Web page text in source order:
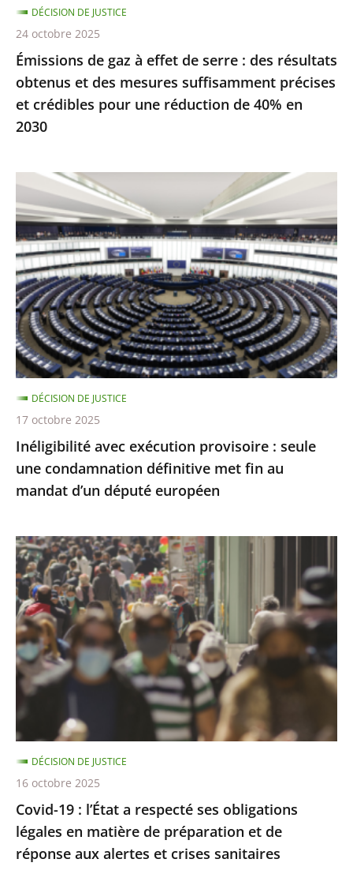
obtenus
et
des
mesures
suffisamment
précises
crédibles
pour
une
réduction
de
40%
en
2030
Émissions de gaz à effet de serre : des résultats
obtenus et des mesures suffisamment précises
et crédibles pour une réduction de 40% en
2030
DÉCISION DE JUSTICE
24 octobre 2025
Inéligibilité
avec
exécution
provisoire
:
seule
une
condamnation
définitive
met
fin
au
mandat
d’un
député
Inéligibilité avec exécution provisoire : seule
une condamnation définitive met fin au
mandat d’un député européen
DÉCISION DE JUSTICE
17 octobre 2025
Covid-
19
:
l’État
a
respecté
ses
obligations
légales
en
matière
de
préparation
et
de
Covid-19 : l’État a respecté ses obligations
légales en matière de préparation et de
réponse aux alertes et crises sanitaires
DÉCISION DE JUSTICE
16 octobre 2025